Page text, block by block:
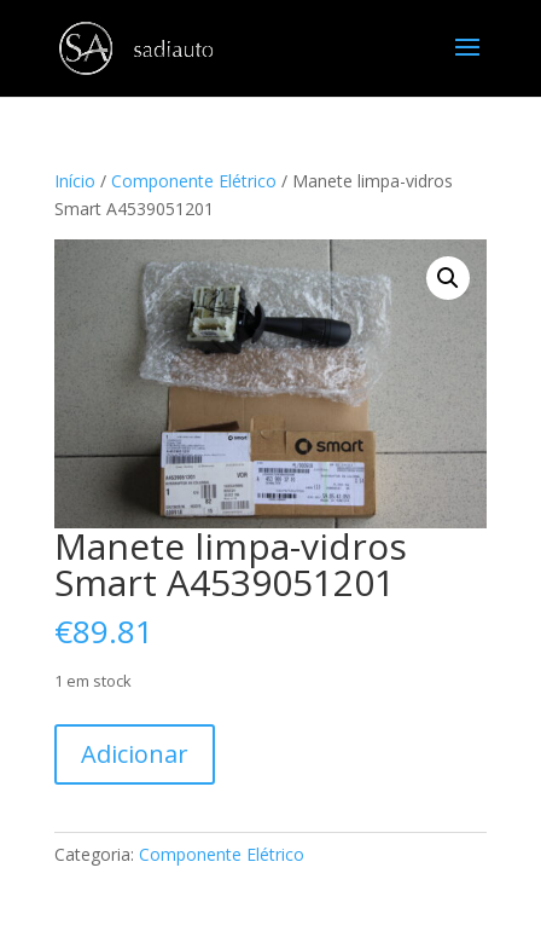
Início / Componente Elétrico / Manete limpa-vidros
Smart A4539051201
Manete limpa-vidros
Smart A4539051201
€89.81
1 em stock
Manete
vidros
Adicionar
Categoria: Componente Elétrico